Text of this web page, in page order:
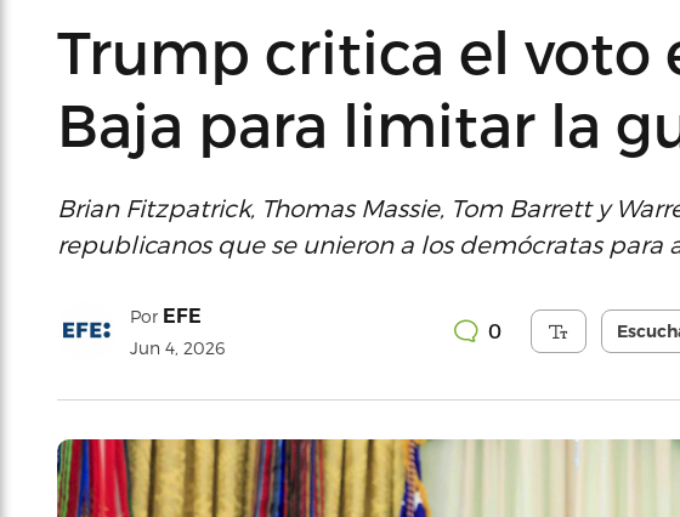
Trump critica el voto
Baja para limitar la
Brian Fitzpatrick, Thomas Massie, Tom Barrett y
republicanos que se unieron a los demócratas para
Por EFE
Jun 4, 2026
0